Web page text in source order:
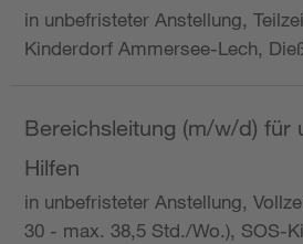
in unbefristeter Anstellung,
Kinderdorf Ammersee-Lech,
Bereichsleitung (m/w/d) für
Hilfen
in unbefristeter Anstellung,
30 - max. 38,5 Std./Wo.), SOS-